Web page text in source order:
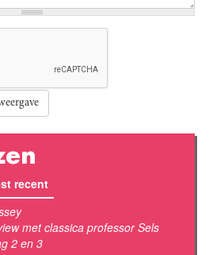
tabblad)
recent
met classica professor Sels
2 en 3